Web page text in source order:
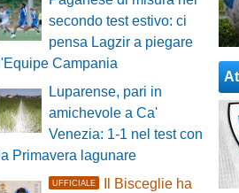
secondo test estivo: ci
pensa Lagzir a piegare
l'Equipe Campania
Luparense, pari in
amichevole a Ca'
Venezia: 1-1 nel test con
la Primavera lagunare
UFFICIALE
Il Bisceglie ha